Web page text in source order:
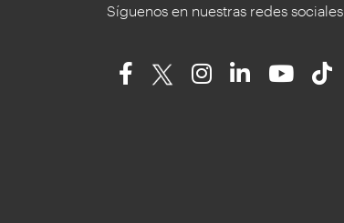
Síguenos en nuestras redes sociales